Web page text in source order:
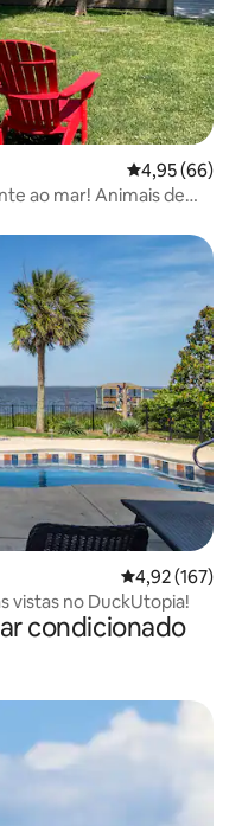
Classificação
4,95 (66)
ao mar! Animais de
Classificação
4,92 (167)
vistas no DuckUtopia!
condicionado